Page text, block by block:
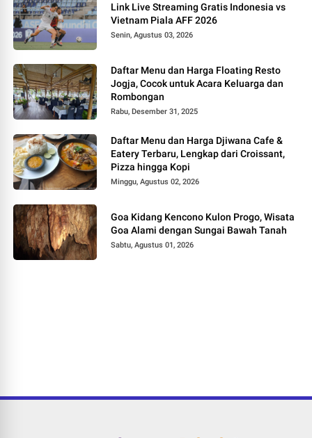
Link Live Streaming Gratis Indonesia vs
Vietnam Piala AFF 2026
Senin, Agustus 03, 2026
Daftar Menu dan Harga Floating Resto
Jogja, Cocok untuk Acara Keluarga dan
Rombongan
Rabu, Desember 31, 2025
Daftar Menu dan Harga Djiwana Cafe &
Eatery Terbaru, Lengkap dari Croissant,
Pizza hingga Kopi
Minggu, Agustus 02, 2026
Goa Kidang Kencono Kulon Progo, Wisata
Goa Alami dengan Sungai Bawah Tanah
Sabtu, Agustus 01, 2026